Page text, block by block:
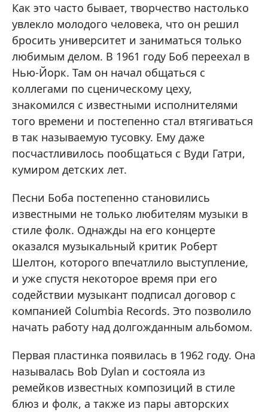
Как это часто бывает, творчество настолько
увлекло молодого человека, что он решил
бросить университет и заниматься только
любимым делом. В 1961 году Боб переехал в
Нью-Йорк. Там он начал общаться с
коллегами по сценическому цеху,
знакомился с известными исполнителями
того времени и постепенно стал втягиваться
в так называемую тусовку. Ему даже
посчастливилось пообщаться с Вуди Гатри,
кумиром детских лет.
Песни Боба постепенно становились
известными не только любителям музыки в
стиле фолк. Однажды на его концерте
оказался музыкальный критик Роберт
Шелтон, которого впечатлило выступление,
и уже спустя некоторое время при его
содействии музыкант подписал договор с
компанией Columbia Records. Это позволило
начать работу над долгожданным альбомом.
Первая пластинка появилась в 1962 году. Она
называлась Bob Dylan и состояла из
ремейков известных композиций в стиле
блюз и фолк, а также из пары авторских